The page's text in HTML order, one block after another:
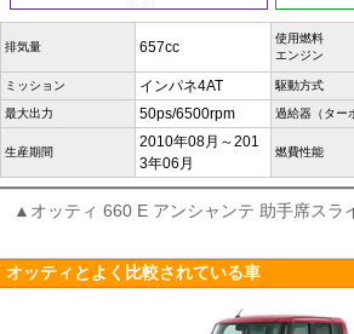
排気量 657cc
使用燃料
エンジン
ミッション インパネ4AT 駆動方式
最大出力 50ps/6500rpm 過給器（ター
生産期間
2010年08月～201
3年06月
燃費性能
▲オッティ 660 E アンシャンテ 助手席スラ
オッティとよく比較されている車